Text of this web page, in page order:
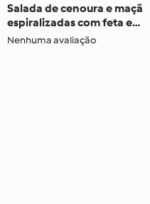
Salada de cenoura e maçã
espiralizadas com feta e
frutos secos - TM5
Nenhuma avaliação